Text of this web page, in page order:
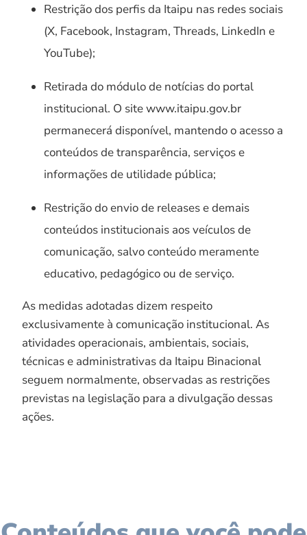
Restrição dos perfis da Itaipu nas redes sociais
(X, Facebook, Instagram, Threads, LinkedIn e
YouTube);
Retirada do módulo de notícias do portal
institucional. O site www.itaipu.gov.br
permanecerá disponível, mantendo o acesso a
conteúdos de transparência, serviços e
informações de utilidade pública;
Restrição do envio de releases e demais
conteúdos institucionais aos veículos de
comunicação, salvo conteúdo meramente
educativo, pedagógico ou de serviço.
As medidas adotadas dizem respeito
exclusivamente à comunicação institucional. As
atividades operacionais, ambientais, sociais,
técnicas e administrativas da Itaipu Binacional
seguem normalmente, observadas as restrições
previstas na legislação para a divulgação dessas
ações.